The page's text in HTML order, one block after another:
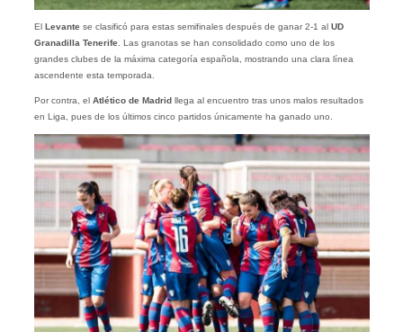
El Levante se clasificó para estas semifinales después de ganar 2-1 al UD
Granadilla Tenerife. Las granotas se han consolidado como uno de los
grandes clubes de la máxima categoría española, mostrando una clara línea
ascendente esta temporada.
Por contra, el Atlético de Madridllega al encuentro tras unos malos resultados
en Liga, pues de los últimos cinco partidos únicamente ha ganado uno.